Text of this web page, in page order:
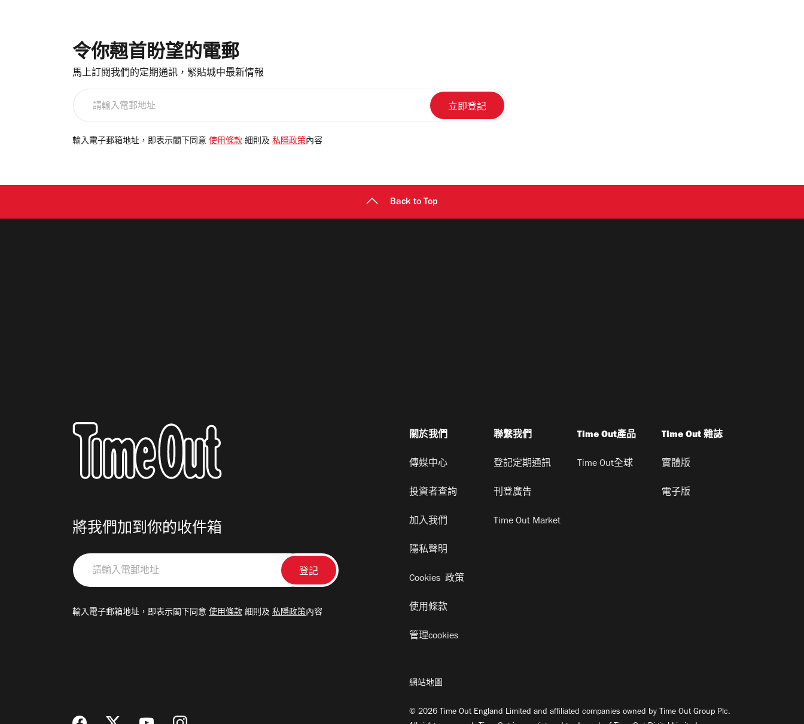
令你翹首盼望的電郵
馬上訂閱我們的定期通訊，緊貼城中最新情報
電
輸入電子郵箱地址，即表示閣下同意 使用條款 細則及 私隱政策 內容
Back to Top
將我們加到你的收件箱
請
輸
郵
輸入電子郵箱地址，即表示閣下同意 使用條款 細則及 私隱政策內容
關於我們
傳媒中心
投資者查詢
加入我們
隱私聲明
Cookies 政策
使用條款
管理cookies
聯繫我們
登記定期通訊
刊登廣告
Time Out Market
Time Out產品
Time Out全球
Time Out 雜誌
實體版
電子版
網站地圖
© 2026 Time Out England Limited and affiliated companies owned by Time Out Group Plc.